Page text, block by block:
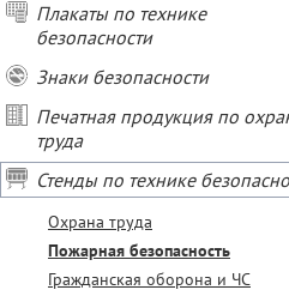
Плакаты по технике
безопасности
Знаки безопасности
Печатная продукция по
труда
Стенды по технике
Охрана труда
Пожарная безопасность
Гражданская оборона и ЧС